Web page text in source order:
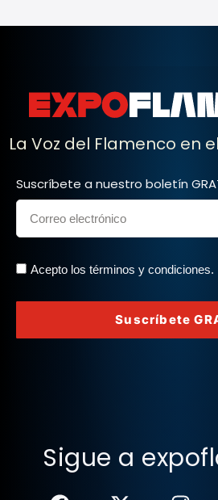
La Voz del Flamenco en
Suscríbete a nuestro boletín
Acepto los términos y condiciones.
Suscríbete
Sigue a